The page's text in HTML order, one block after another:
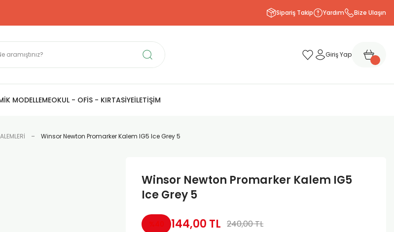
Sipariş Takip Yardım Bize Ulaşın
Giriş Yap
MODELLEMEOKUL - OFİS - KIRTASİYEİLETİŞİM
Winsor Newton Promarker Kalem IG5 Ice Grey 5
Winsor Newton Promarker Kalem IG5
Ice Grey 5
144,00 TL 240,00 TL